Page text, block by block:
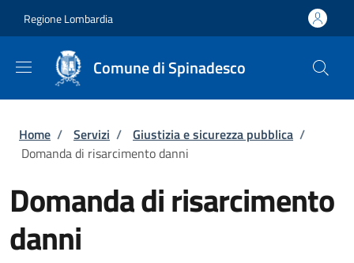
Regione Lombardia
Comune di Spinadesco
Briciole di pane
Home / Servizi / Giustizia e sicurezza pubblica /
Domanda di risarcimento danni
Domanda di risarcimento
danni